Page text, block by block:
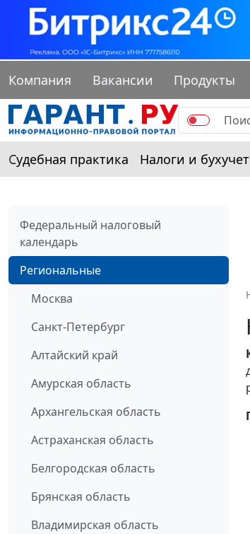
Компания Вакансии Продукты
Судебная практика Налоги и бухучет
Федеральный налоговый
календарь
Региональные
Москва
Санкт-Петербург
Алтайский край
Амурская область
Архангельская область
Астраханская область
Белгородская область
Брянская область
Владимирская область